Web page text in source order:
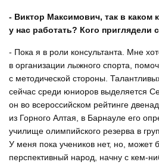
- Виктор Максимович, так в каком
у нас работать? Кого приглядели
- Пока я в роли консультанта. Мне
в организации лыжного спорта,
с методической стороны.
сейчас среди юниоров выделяется
он во всероссийском рейтинге
из Горного Алтая, в Барнауле его
училище олимпийского резерва в
У меня пока учеников нет, но, может
перспективный народ, начну с кем-